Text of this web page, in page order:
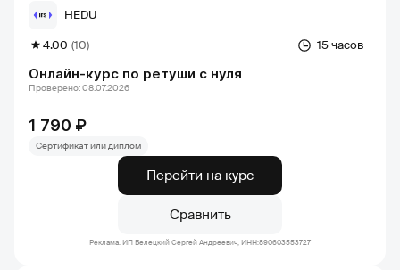
Онлайн-курс по ретуши с нуля
15 часов
4.00 (10)
HEDU
1 790 ₽
Проверено: 08.07.2026
Сертификат или диплом
Перейти на курс
Сравнить
Реклама. ИП Белецкий Сергей Андреевич, ИНН:890603553727